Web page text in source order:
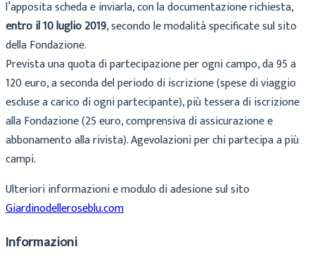
l’apposita scheda e inviarla, con la documentazione richiesta,
entro il 10 luglio 2019, secondo le modalità specificate sul sito
della Fondazione.
Prevista una quota di partecipazione per ogni campo, da 95 a
120 euro, a seconda del periodo di iscrizione (spese di viaggio
escluse a carico di ogni partecipante), più tessera di iscrizione
alla Fondazione (25 euro, comprensiva di assicurazione e
abbonamento alla rivista). Agevolazioni per chi partecipa a più
campi.
Ulteriori informazioni e modulo di adesione sul sito
Giardinodelleroseblu.com
Informazioni